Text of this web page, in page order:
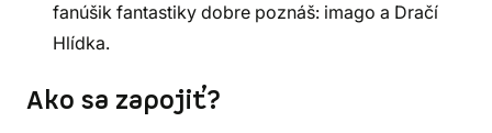
fanúšik fantastiky dobre poznáš: imago a Dračí
Hlídka.
Ako sa zapojiť?